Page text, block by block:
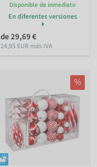
Disponible de inmediato
En diferentes versiones
de 29,69 €
24,95 EUR más IVA
%